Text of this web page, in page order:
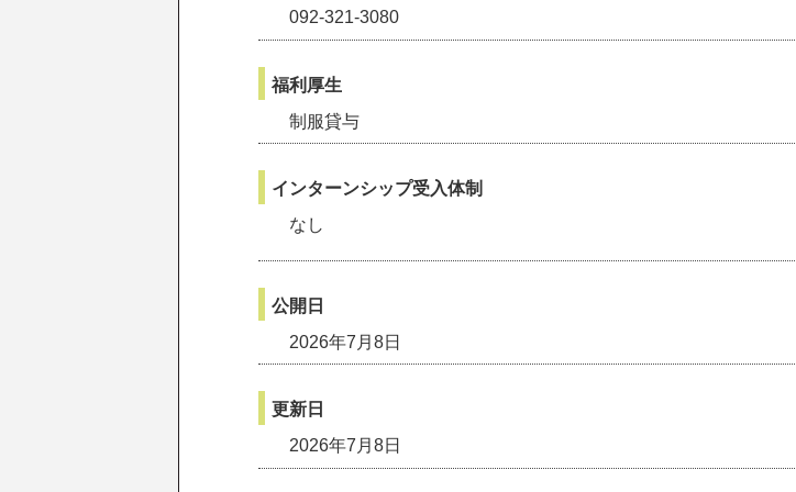
092-321-3080
福利厚生
制服貸与
インターンシップ受入体制
なし
公開日
2026年7月8日
更新日
2026年7月8日